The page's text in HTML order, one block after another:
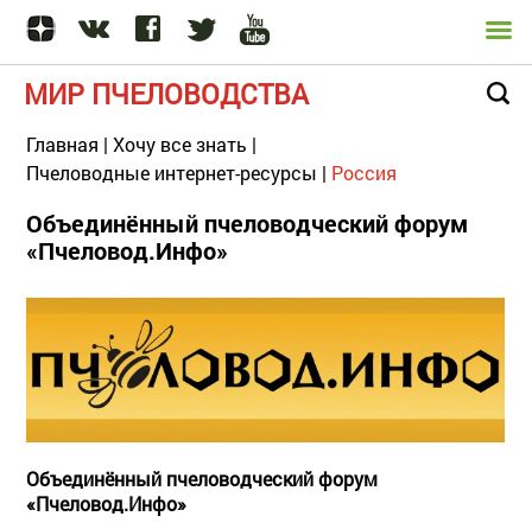
МИР ПЧЕЛОВОДСТВА
Главная | Хочу все знать |
Пчеловодные интернет-ресурсы | Россия
Объединённый пчеловодческий форум
«Пчеловод.Инфо»
Объединённый пчеловодческий форум
«Пчеловод.Инфо»